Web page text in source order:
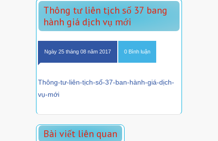
Thông tư liên tịch số 37 bang
hành giá dịch vụ mới
Ngày 25 tháng 08 năm 2017 0 Bình luận
Thông-tư-liên-tịch-số-37-ban-hành-giá-dịch-
vụ-mới
Bài viết liên quan